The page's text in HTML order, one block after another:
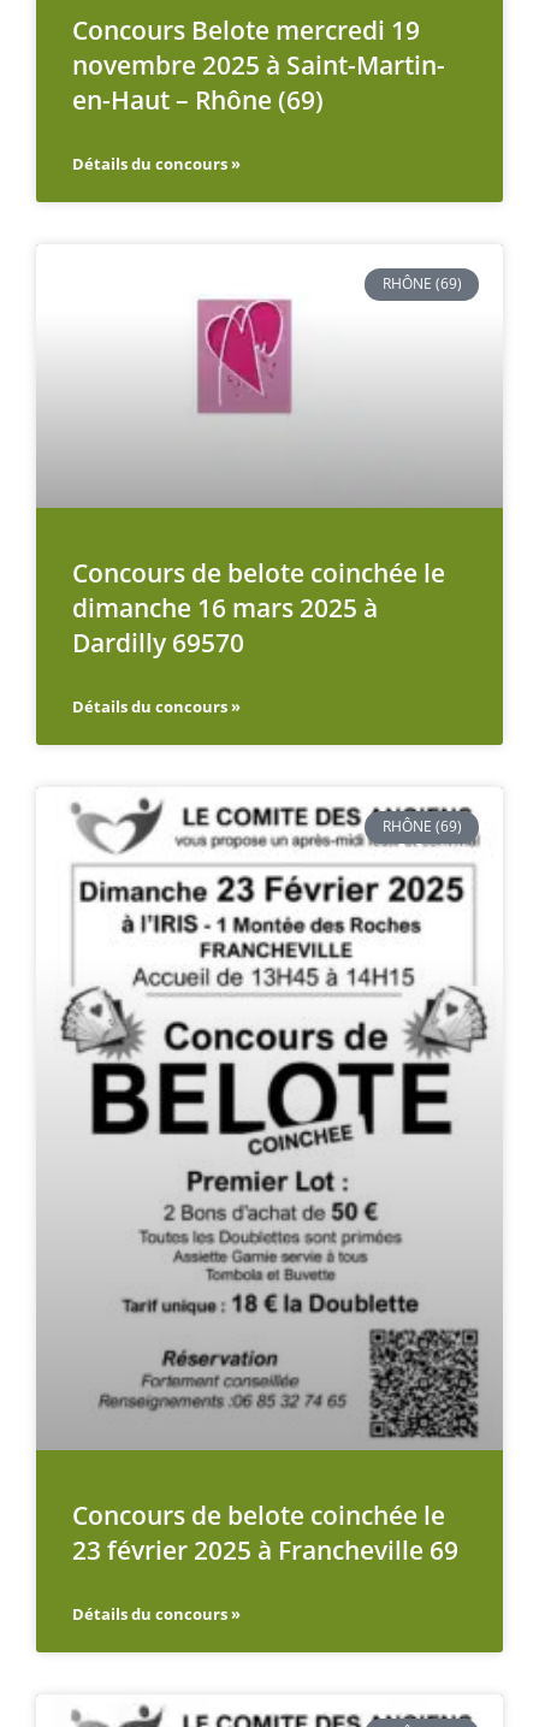
Concours Belote mercredi 19
novembre 2025 à Saint-Martin-
en-Haut – Rhône (69)
Détails du concours »
RHÔNE (69)
Concours de belote coinchée le
dimanche 16 mars 2025 à
Dardilly 69570
Détails du concours »
RHÔNE (69)
Concours de belote coinchée le
23 février 2025 à Francheville 69
Détails du concours »